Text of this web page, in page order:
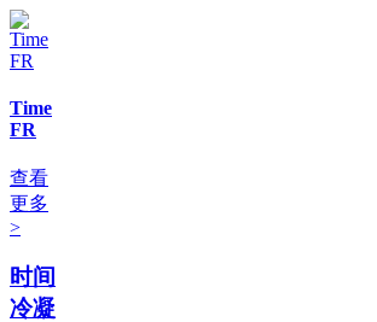
Time
FR
查看
更多
>
时间
冷凝